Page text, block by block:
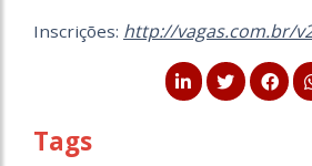
Inscrições: http://vagas.com.br/
Tags